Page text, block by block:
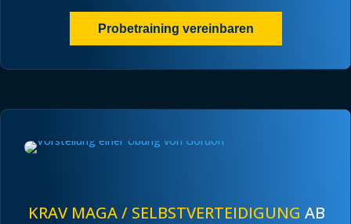
Probetraining vereinbaren
KRAV MAGA / SELBSTVERTEIDIGUNG AB